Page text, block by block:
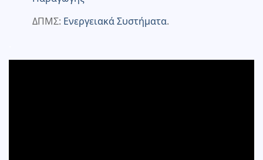
ΔΠΜΣ: Ενεργειακά Συστήματα.